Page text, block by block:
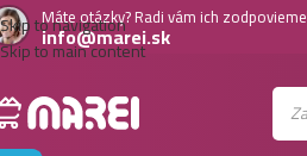
Skip to navigation
Skip to main content
Máte otázky? Radi vám ich zodpovieme
info@marei.sk